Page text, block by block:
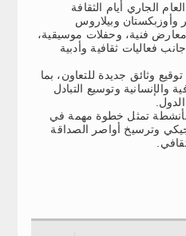
الجاري أيام الثقافة
وبيلاروس
فنية، وحفلات موسيقية،
فعاليات ثقافية وأدبية
وثائق جديدة للتعاون، بما
والإنسانية وتوسيع التبادل
تمثل خطوة مهمة في
وترسيخ أواصر الصداقة